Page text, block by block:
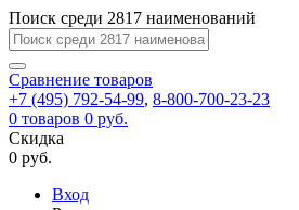
Ок
Запомнить
меня
Забыли
указанный
электронный
адрес,
перейдя
по
которой
вы
новый
Перейдите
по
для
смены
пароля.
Сменить
Сообщение
пользовательского
соглашения
Поиск среди 2817 наименований
Сравнение товаров
+7 (495) 792-54-99, 8-800-700-23-23
0 товаров 0 руб.
Скидка
0 руб.
Вход